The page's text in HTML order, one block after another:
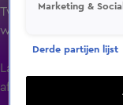
Twee families met
welstandniveau
dagelijks leven.
Laatste
aflevering
Marketing &
Derde partijen lijst